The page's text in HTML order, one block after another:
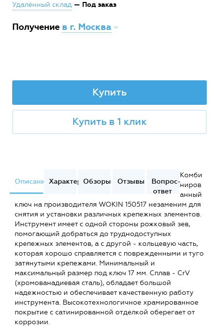
Удалённый склад — Под заказ
Получение в г. Москва
Купить
Купить в 1 клик
ОписаниеХарактеристики
Обзоры Отзывы
Вопрос-
ответ
Комби
ниров
анный
ключ на производителя WOKIN 150517 незаменим для
снятия и установки различных крепежных элементов.
Инструмент имеет с одной стороны рожковый зев,
помогающий добраться до труднодоступных
крепежных элементов, а с другой - кольцевую часть,
которая хорошо справляется с поврежденными и туго
затянутыми крепежами. Минимальный и
максимальный размер под ключ 17 мм. Сплав - CrV
(хромованадиевая сталь), обладает большой
надежностью и обеспечивает качественную работу
инструмента. Высокотехнологичное храмированное
покрытие с сатинированной отделкой оберегает от
коррозии.